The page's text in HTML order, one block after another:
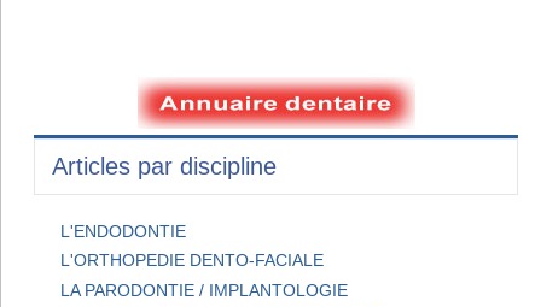
Articles par discipline
L'ENDODONTIE
L'ORTHOPEDIE DENTO-FACIALE
LA PARODONTIE / IMPLANTOLOGIE